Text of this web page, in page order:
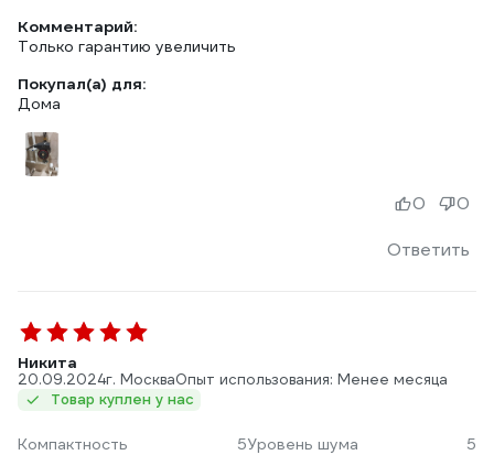
Комментарий:
Только гарантию увеличить
Покупал(а) для:
Дома
Ответить
0 0
Никита
20.09.2024г. МоскваОпыт использования: Менее месяца
Товар куплен у нас
Компактность 5Уровень шума
5